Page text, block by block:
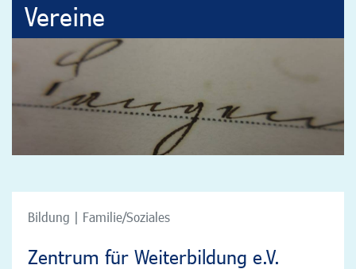
Vereine
Bildung | Familie/Soziales
Zentrum für Weiterbildung e.V.